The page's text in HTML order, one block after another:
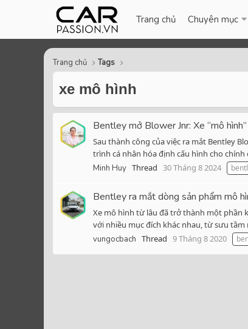
Trang chủ Chuyên mục
Trang chủ Tags
xe mô hình
Bentley mở Blower Jnr: Xe “mô
Sau thành công của việc ra mắt Bentley
trình cá nhân hóa định cấu hình cho
Minh Huy Thread 30 Tháng 8 2024
Bentley ra mắt dòng sản phẩm mô
Xe mô hình từ lâu đã trở thành một phần
với nhiều mục đích khác nhau, từ sưu
vungocbach Thread 9 Tháng 8 2020